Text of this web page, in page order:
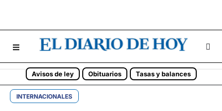
Avisos de ley Obituarios Tasas y balances
INTERNACIONALES